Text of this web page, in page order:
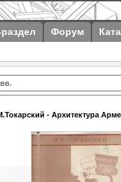
раздел Форум
- Архитектура